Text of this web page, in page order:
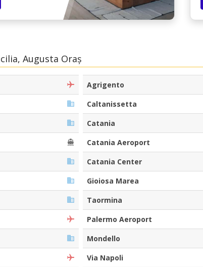
noștri
Augusta Oraș
Agrigento
Caltanissetta
Catania
Catania Aeroport
Catania Center
Gioiosa Marea
Taormina
Palermo Aeroport
Mondello
Via Napoli